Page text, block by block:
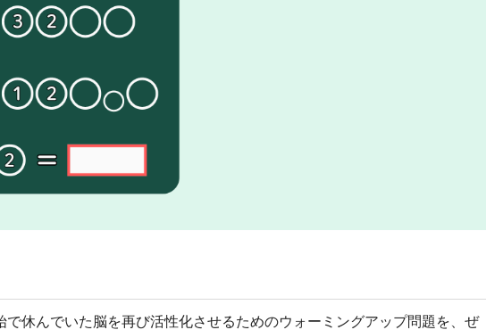
で休んでいた脳を再び活性化させるためのウォーミングアップ問題を、ぜ